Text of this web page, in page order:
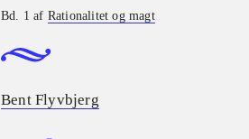
Bd. 1 af Rationalitet og magt
Bent Flyvbjerg